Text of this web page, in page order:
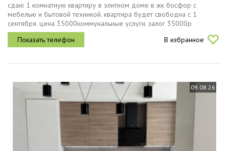
сдаю 1 комнатную квартиру в элитном доме в жк босфор с
мебелью и бытовой техникой. квартира будет свободна с 1
сентября. цена 35000коммунальные услуги. залог 35000р
В избранное
09.08.26